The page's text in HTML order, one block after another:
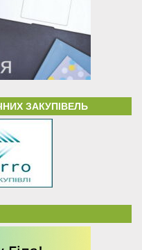
ЗАКУПІВЕЛЬ